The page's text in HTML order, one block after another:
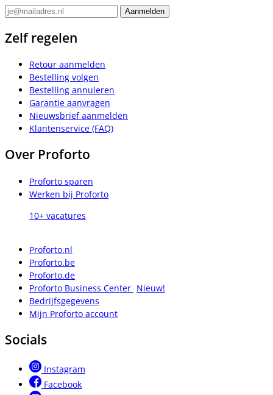
Zelf regelen
Retour aanmelden
Bestelling volgen
Bestelling annuleren
Garantie aanvragen
Nieuwsbrief aanmelden
Klantenservice (FAQ)
Over Proforto
Proforto sparen
Werken bij Proforto
10+ vacatures
Proforto.nl
Proforto.be
Proforto.de
Proforto Business Center Nieuw!
Bedrijfsgegevens
Mijn Proforto account
Socials
Instagram
Facebook